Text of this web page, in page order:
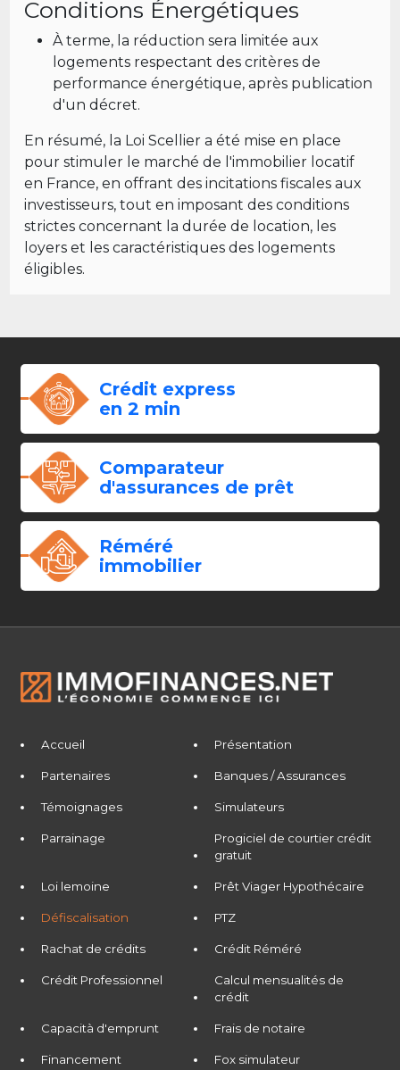
Conditions Énergétiques
À terme, la réduction sera limitée aux
logements respectant des critères de
performance énergétique, après publication
d'un décret.
En résumé, la Loi Scellier a été mise en place
pour stimuler le marché de l'immobilier locatif
en France, en offrant des incitations fiscales aux
investisseurs, tout en imposant des conditions
strictes concernant la durée de location, les
loyers et les caractéristiques des logements
éligibles.
Crédit express
en 2 min
Comparateur
d'assurances de prêt
Réméré
immobilier
Accueil Présentation
Partenaires Banques / Assurances
Témoignages Simulateurs
Parrainage
Progiciel de courtier crédit
gratuit
Loi lemoine Prêt Viager Hypothécaire
Défiscalisation PTZ
Rachat de crédits Crédit Réméré
Crédit Professionnel
Calcul mensualités de
crédit
Capacità d'emprunt Frais de notaire
Financement Fox simulateur